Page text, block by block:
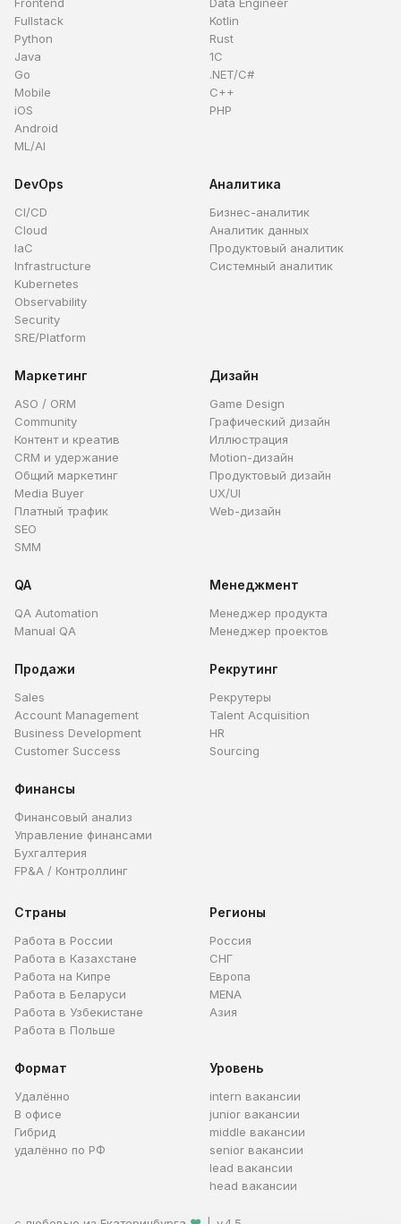
Frontend
Fullstack
Python
Java
Go
Mobile
iOS
Android
ML/AI
Data Engineer
Kotlin
Rust
1C
.NET/C#
C++
PHP
DevOps
CI/CD
Cloud
IaC
Infrastructure
Kubernetes
Observability
Security
SRE/Platform
Аналитика
Бизнес-аналитик
Аналитик данных
Продуктовый аналитик
Системный аналитик
Маркетинг
ASO / ORM
Community
Контент и креатив
CRM и удержание
Общий маркетинг
Media Buyer
Платный трафик
SEO
SMM
Дизайн
Game Design
Графический дизайн
Иллюстрация
Motion-дизайн
Продуктовый дизайн
UX/UI
Web-дизайн
QA
QA Automation
Manual QA
Менеджмент
Менеджер продукта
Менеджер проектов
Продажи
Sales
Account Management
Business Development
Customer Success
Рекрутинг
Рекрутеры
Talent Acquisition
HR
Sourcing
Финансы
Финансовый анализ
Управление финансами
Бухгалтерия
FP&A / Контроллинг
Страны
Работа в России
Работа в Казахстане
Работа на Кипре
Работа в Беларуси
Работа в Узбекистане
Работа в Польше
Регионы
Россия
СНГ
Европа
MENA
Азия
Формат
Удалённо
В офисе
Гибрид
удалённо по РФ
Уровень
intern вакансии
junior вакансии
middle вакансии
senior вакансии
lead вакансии
head вакансии